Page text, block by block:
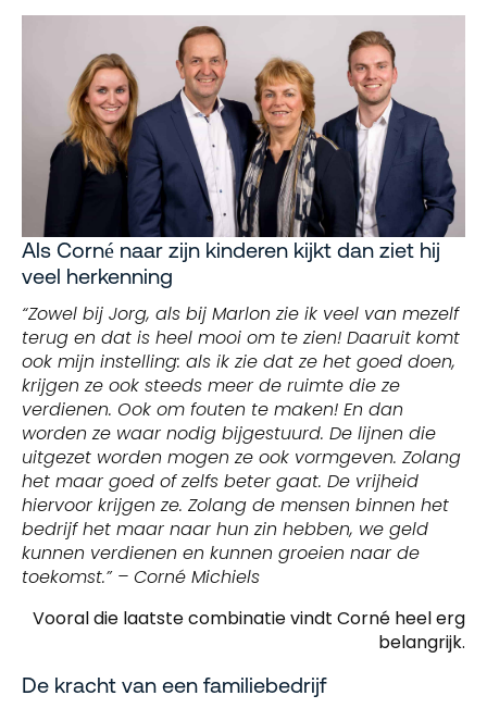
Als Corné naar zijn kinderen kijkt dan ziet hij
veel herkenning
“Zowel bij Jorg, als bij Marlon zie ik veel van mezelf
terug en dat is heel mooi om te zien! Daaruit komt
ook mijn instelling: als ik zie dat ze het goed doen,
krijgen ze ook steeds meer de ruimte die ze
verdienen. Ook om fouten te maken! En dan
worden ze waar nodig bijgestuurd. De lijnen die
uitgezet worden mogen ze ook vormgeven. Zolang
het maar goed of zelfs beter gaat. De vrijheid
hiervoor krijgen ze. Zolang de mensen binnen het
bedrijf het maar naar hun zin hebben, we geld
kunnen verdienen en kunnen groeien naar de
toekomst.” – Corné Michiels
Vooral die laatste combinatie vindt Corné heel erg
belangrijk.
De kracht van een familiebedrijf